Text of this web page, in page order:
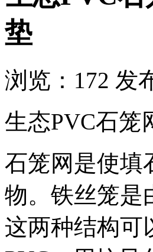
垫
浏览： 172 发
生态PVC石笼
石笼网是使填
物。铁丝笼是
这两种结构可